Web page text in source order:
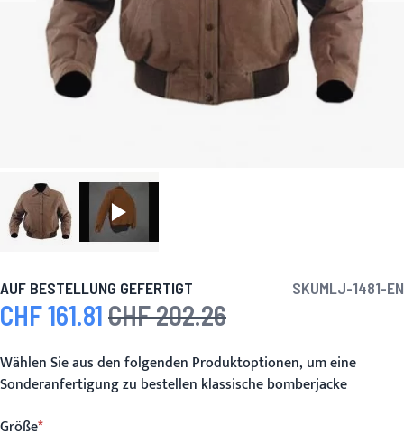
AUF BESTELLUNG GEFERTIGT SKUMLJ-1481-EN
Sonderpreis
CHF 161.81 Regulärer Preis
CHF 202.26
Wählen Sie aus den folgenden Produktoptionen, um eine
Sonderanfertigung zu bestellen klassische bomberjacke
Größe